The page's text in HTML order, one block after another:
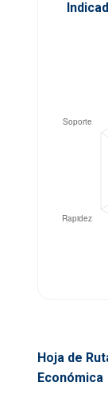
Hoja de
Económica